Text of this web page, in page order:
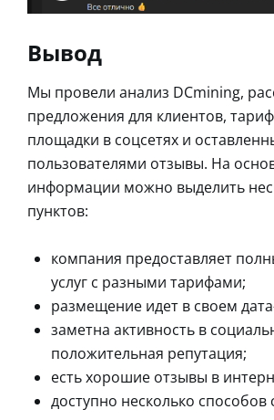
Вывод
Мы провели анализ DCmining,
предложения для клиентов,
площадки в соцсетях и
пользователями отзывы. На
информации можно выделить
пунктов:
компания предоставляет
услуг с разными тарифами;
размещение идет в своем
заметна активность в
положительная репутация;
есть хорошие отзывы в
доступно несколько способов